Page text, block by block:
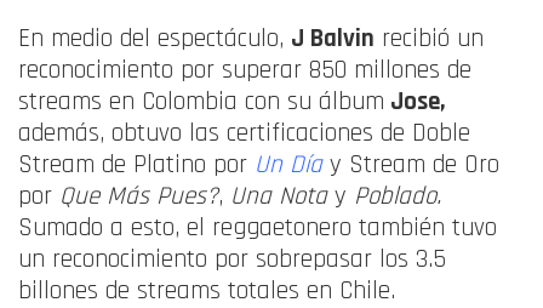
En medio del espectáculo, J Balvin recibió un
reconocimiento por superar 850 millones de
streams en Colombia con su álbum Jose,
además, obtuvo las certificaciones de Doble
Stream de Platino por Un Día y Stream de Oro
por Que Más Pues?, Una Notay Poblado.
Sumado a esto, el reggaetonero también tuvo
un reconocimiento por sobrepasar los 3.5
billones de streams totales en Chile.